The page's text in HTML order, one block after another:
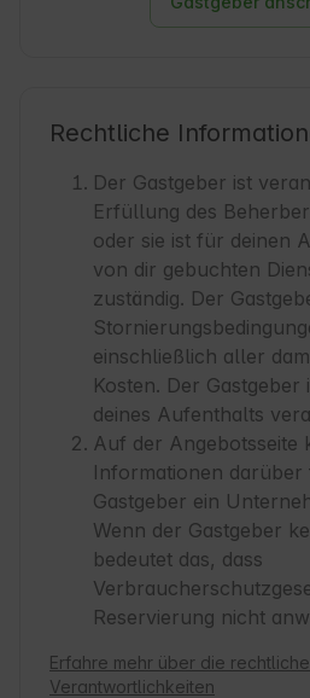
Rechtliche
Der Gastgeber ist
Erfüllung des
oder sie ist für deinen
von dir gebuchten
zuständig. Der
einschließlich aller
Kosten. Der
deines Aufenthalts
Auf der Angebotsseite
Informationen darüber
Gastgeber ein
Wenn der Gastgeber
bedeutet das, dass
Reservierung nicht
Erfahre mehr über die
Verantwortlichkeiten